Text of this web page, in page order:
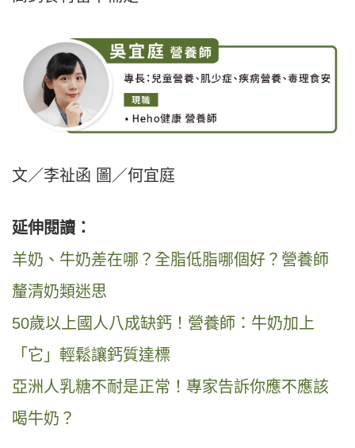
文／李祉函 圖／何宜庭
延伸閱讀：
羊奶、牛奶差在哪？全脂低脂哪個好？營養師
釐清奶類迷思
50歲以上國人八成缺鈣！營養師：牛奶加上
「它」輕鬆讓鈣質達標
亞洲人乳糖不耐是正常！專家告訴你應不應該
喝牛奶？